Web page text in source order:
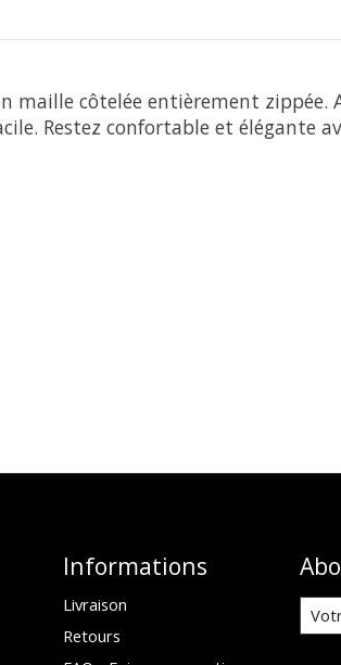
maille côtelée entièrement
Restez confortable et élégante
Informations
Livraison
Retours